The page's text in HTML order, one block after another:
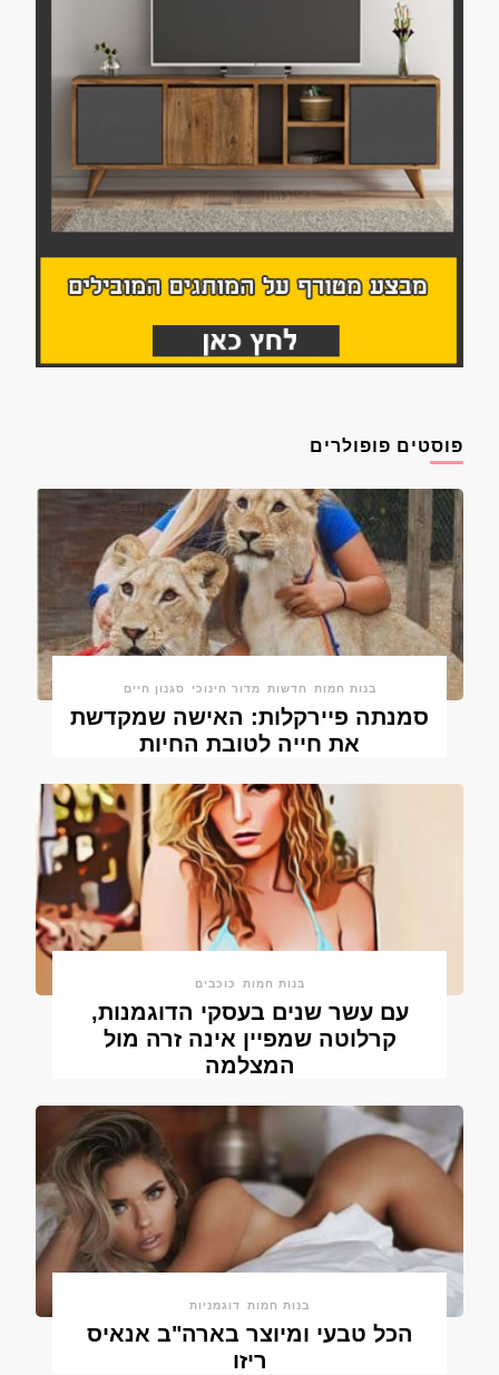
פוסטים פופולרים
בנות חמות חדשות מדור חינוכי סגנון חיים
סמנתה פיירקלות: האישה שמקדשת
את חייה לטובת החיות
בנות חמות כוכבים
עם עשר שנים בעסקי הדוגמנות,
קרלוטה שמפיין אינה זרה מול
המצלמה
בנות חמות דוגמניות
הכל טבעי ומיוצר בארה"ב אנאיס
ריזו